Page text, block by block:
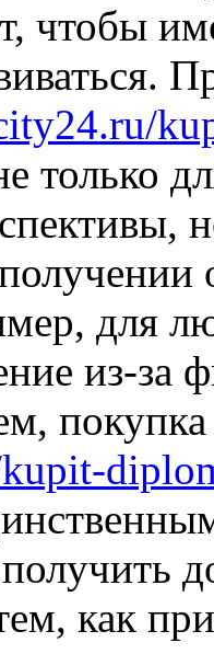
чтобы
только
для
из-за
покупка
как